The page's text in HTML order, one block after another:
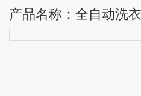
产品名称：全自动洗